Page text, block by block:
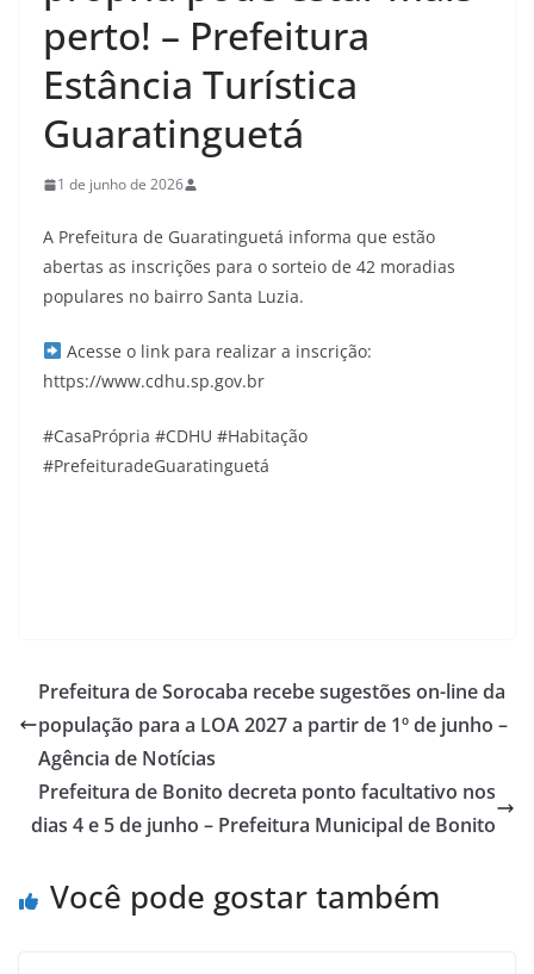
perto! – Prefeitura
Estância Turística
Guaratinguetá
1 de junho de 2026
A Prefeitura de Guaratinguetá informa que estão
abertas as inscrições para o sorteio de 42 moradias
populares no bairro Santa Luzia.
Acesse o link para realizar a inscrição:
https://www.cdhu.sp.gov.br
#CasaPrópria #CDHU #Habitação
#PrefeituradeGuaratinguetá
Prefeitura de Sorocaba recebe sugestões on-line da
população para a LOA 2027 a partir de 1º de junho –
Agência de Notícias
Prefeitura de Bonito decreta ponto facultativo nos
dias 4 e 5 de junho – Prefeitura Municipal de Bonito
Você pode gostar também